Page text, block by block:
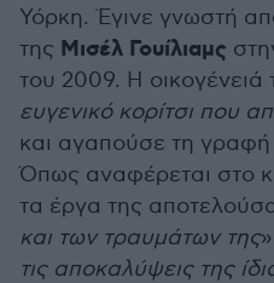
Υόρκη. Έγινε γνωστή
της Μισέλ Γουίλιαμς
του 2009. Η οικογένειά
ευγενικό κορίτσι που
και αγαπούσε τη γραφή
Όπως αναφέρεται στο
τα έργα της
και των τραυμάτων της
τις αποκαλύψεις της